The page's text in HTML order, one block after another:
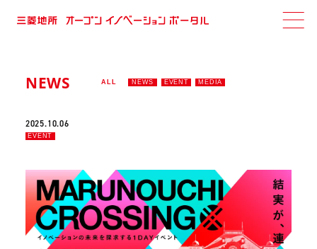
NEWS ALL NEWS EVENT MEDIA
2025.10.06
EVENT